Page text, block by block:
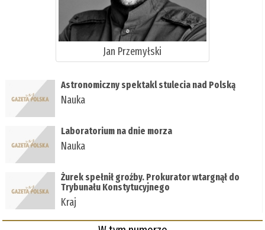
Jan Przemyłski
Astronomiczny spektakl stulecia nad Polską
Nauka
Laboratorium na dnie morza
Nauka
Żurek spełnił groźby. Prokurator wtargnął do
Trybunału Konstytucyjnego
Kraj